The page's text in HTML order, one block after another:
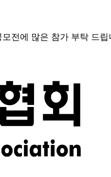
전에 많은 참가 부탁 드립